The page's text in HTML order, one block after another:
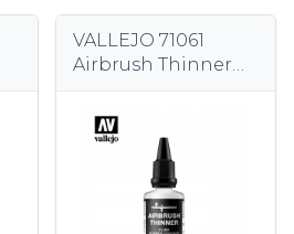
VALLEJO 71061
Airbrush Thinner